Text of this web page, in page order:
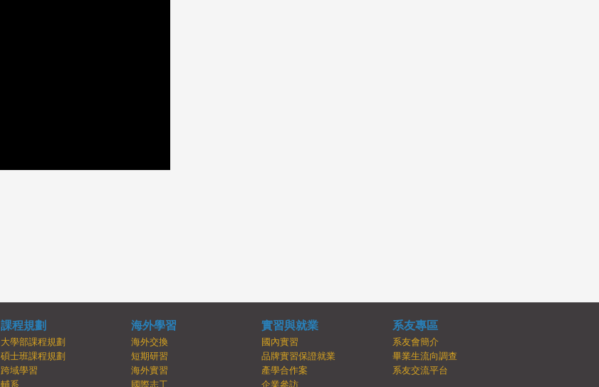
課程規劃
大學部課程規劃
碩士班課程規劃
跨域學習
輔系
海外學習
海外交換
短期研習
海外實習
國際志工
實習與就業
國內實習
品牌實習保證就業
產學合作案
企業參訪
系友專區
系友會簡介
畢業生流向調查
系友交流平台